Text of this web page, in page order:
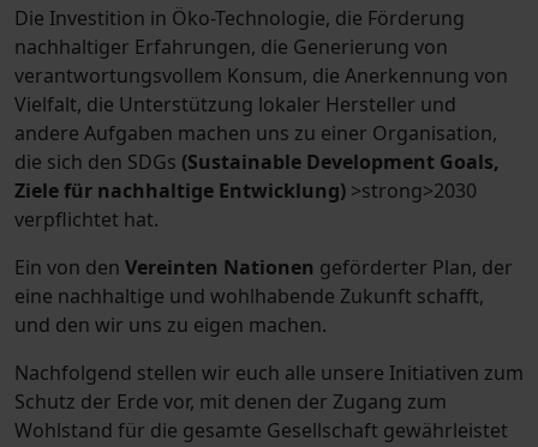
Die Investition in Öko-Technologie, die Förderung
nachhaltiger Erfahrungen, die Generierung von
verantwortungsvollem Konsum, die Anerkennung von
Vielfalt, die Unterstützung lokaler Hersteller und
andere Aufgaben machen uns zu einer Organisation,
die sich den SDGs (Sustainable Development Goals,
Ziele für nachhaltige Entwicklung) >strong>2030
verpflichtet hat.
Ein von den Vereinten Nationen geförderter Plan, der
eine nachhaltige und wohlhabende Zukunft schafft,
und den wir uns zu eigen machen.
Nachfolgend stellen wir euch alle unsere Initiativen zum
Schutz der Erde vor, mit denen der Zugang zum
Wohlstand für die gesamte Gesellschaft gewährleistet